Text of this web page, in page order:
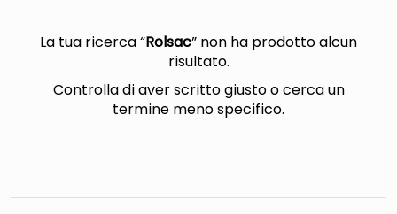
elenco telefonico
pattumiera raccolta differenziata
asciuga capelli spazzola
La tua ricerca “Rolsac” non ha prodotto alcun
risultato.
Controlla di aver scritto giusto o cerca un
termine meno specifico.